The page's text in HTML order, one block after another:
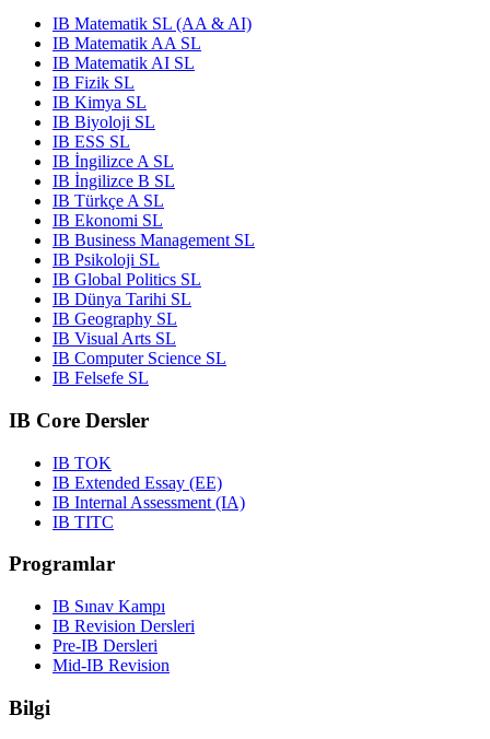
IB Matematik SL (AA & AI)
IB Matematik AA SL
IB Matematik AI SL
IB Fizik SL
IB Kimya SL
IB Biyoloji SL
IB ESS SL
IB İngilizce A SL
IB İngilizce B SL
IB Türkçe A SL
IB Ekonomi SL
IB Business Management SL
IB Psikoloji SL
IB Global Politics SL
IB Dünya Tarihi SL
IB Geography SL
IB Visual Arts SL
IB Computer Science SL
IB Felsefe SL
IB Core Dersler
IB TOK
IB Extended Essay (EE)
IB Internal Assessment (IA)
IB TITC
Programlar
IB Sınav Kampı
IB Revision Dersleri
Pre-IB Dersleri
Mid-IB Revision
Bilgi